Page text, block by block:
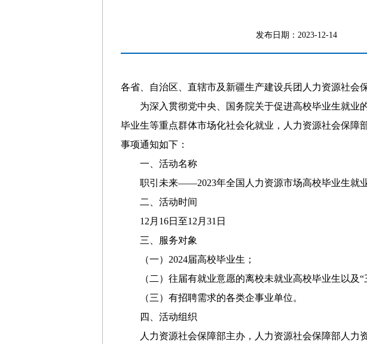
发布日期：2023-12-
各省、自治区、直辖市及新疆生产建设兵团人力资源社会
为深入贯彻党中央、国务院关于促进高校毕业生就业
毕业生等重点群体市场化社会化就业，人力资源社会保障
事项通知如下：
一、活动名称
职引未来——2023年全国人力资源市场高校毕业生就
二、活动时间
12月16日至12月31日
三、服务对象
（一）2024届高校毕业生；
（二）往届有就业意愿的离校未就业高校毕业生以及
（三）有招聘需求的各类企事业单位。
四、活动组织
人力资源社会保障部主办，人力资源社会保障部人